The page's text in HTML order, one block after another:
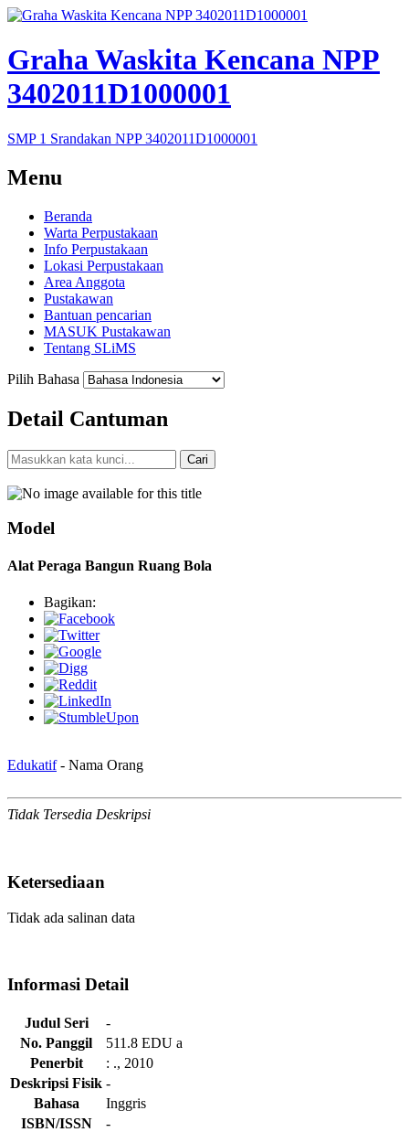
Graha Waskita Kencana NPP
3402011D1000001
SMP 1 Srandakan NPP 3402011D1000001
Menu
Beranda
Warta Perpustakaan
Info Perpustakaan
Lokasi Perpustakaan
Area Anggota
Pustakawan
Bantuan pencarian
MASUK Pustakawan
Tentang SLiMS
Pilih Bahasa
Detail Cantuman
Cari
Model
Alat Peraga Bangun Ruang Bola
Bagikan:
Edukatif- Nama Orang
Tidak Tersedia Deskripsi
Ketersediaan
Tidak ada salinan data
Informasi Detail
Judul Seri
-
No. Panggil
511.8 EDU a
Penerbit
: ., 2010
Deskripsi Fisik -
Bahasa
Inggris
ISBN/ISSN
-